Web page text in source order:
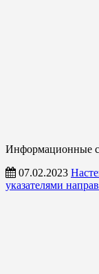
Информационные
07.02.2023
указателями